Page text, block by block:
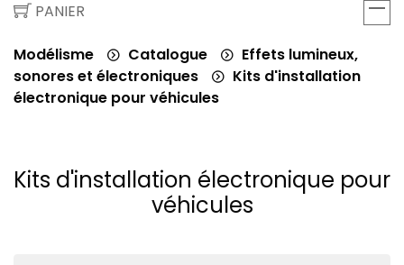
PANIER
Modélisme Catalogue
Effets lumineux,
sonores et électroniques
Kits d'installation
électronique pour véhicules
Kits d'installation électronique pour
véhicules